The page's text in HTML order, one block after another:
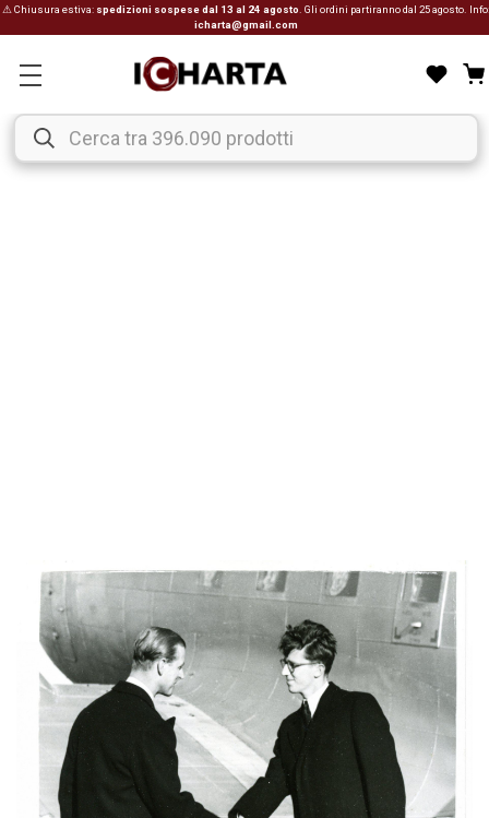
⚠ Chiusura estiva: spedizioni sospese dal 13 al 24 agosto . Gli ordini partiranno dal 25 agosto. Info:
icharta@gmail.com